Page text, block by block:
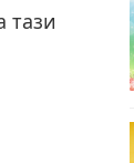
тази